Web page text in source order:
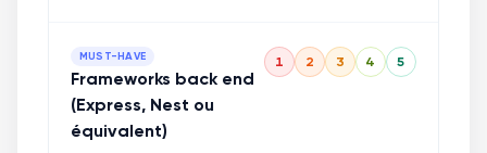
MUST-HAVE
Frameworks back end
(Express, Nest ou
équivalent)
1 2 3 4 5